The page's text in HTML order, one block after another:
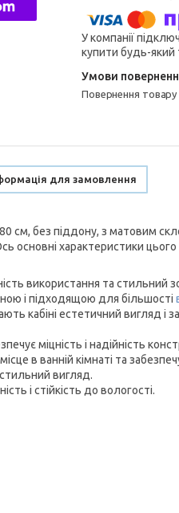
У компанії
купити будь-який
повернення
для замовлення
см, без піддону, з матовим
основні характеристики цього
використання та стильний
і підходящою для більшості
кабіні естетичний вигляд і
міцність і надійність
в ванній кімнаті та
вигляд.
і стійкість до вологості.